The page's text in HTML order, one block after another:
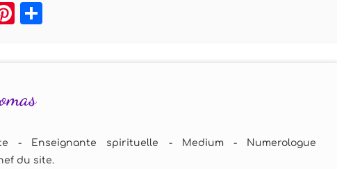
Pinterest
- Enseignante spirituelle - Medium - Numerologue
du site.